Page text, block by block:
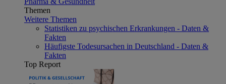
Themen
Weitere Themen
Statistiken zu psychischen Erkrankungen - Daten &
Fakten
Häufigste Todesursachen in Deutschland - Daten &
Fakten
Top Report